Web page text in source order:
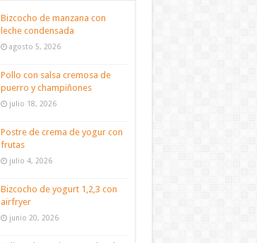
Bizcocho de manzana con
leche condensada
agosto 5, 2026
Pollo con salsa cremosa de
puerro y champiñones
julio 18, 2026
Postre de crema de yogur con
frutas
julio 4, 2026
Bizcocho de yogurt 1,2,3 con
airfryer
junio 20, 2026